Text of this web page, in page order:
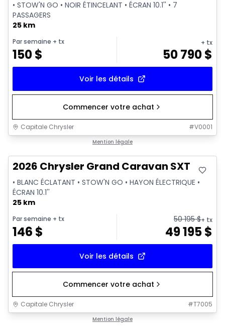
• STOW'N GO • NOIR ÉTINCELANT • ÉCRAN 10.1'' • 7
PASSAGERS
25 km
Par semaine + tx
150$
+ tx
50 790$
Voir les détails
Commencer votre achat
Capitale Chrysler #V0001
Mention légale
2026 Chrysler Grand Caravan SXT
• BLANC ÉCLATANT • STOW'N GO • HAYON ÉLECTRIQUE •
ÉCRAN 10.1''
25 km
Par semaine + tx
146 $
50 195$+ tx
49 195$
Voir les détails
Commencer votre achat
Capitale Chrysler #T7005
Mention légale